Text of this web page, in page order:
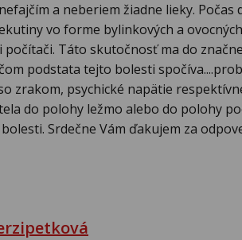
a neberiem žiadne lieky. Počas
vo forme bylinkových a
počítači. Táto skutočnosť ma do
podstata tejto bolesti
zrakom, psychické napätie
do polohy ležmo alebo do polohy
Srdečne Vám ďakujem za